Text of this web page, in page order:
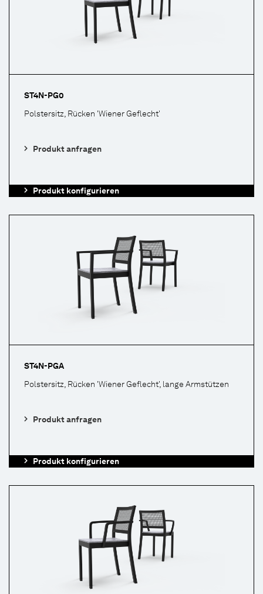
ST4N-PG0
Polstersitz, Rücken 'Wiener Geflecht'
Produkt anfragen
Produkt konfigurieren
ST4N-PGA
Polstersitz, Rücken 'Wiener Geflecht', lange Armstützen
Produkt anfragen
Produkt konfigurieren